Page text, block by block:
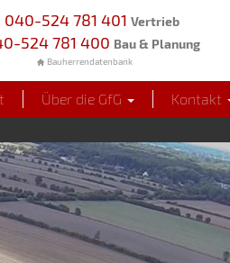
040-524 781 401 Vertrieb
524 781 400 Bau & Planung
Bauherrendatenbank
Über die GfG Kontakt